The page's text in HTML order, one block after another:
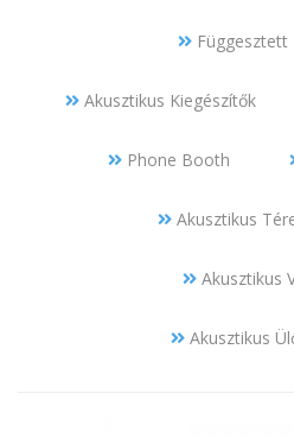
Függesztett
Akusztikus Kiegészítők
Phone Booth
Akusztikus
Akusztikus
Akusztikus